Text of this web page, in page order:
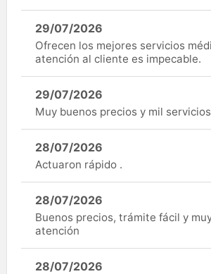
29/07/2026
Ofrecen los mejores servicios
atención al cliente es impecable.
29/07/2026
Muy buenos precios y mil servicios
28/07/2026
Actuaron rápido .
28/07/2026
Buenos precios, trámite fácil y
atención
28/07/2026